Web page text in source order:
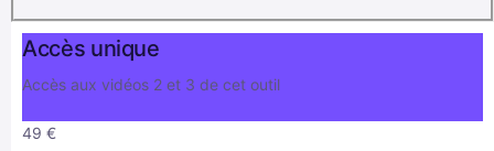
Accès unique
Accès aux vidéos 2 et 3 de cet outil
49 €